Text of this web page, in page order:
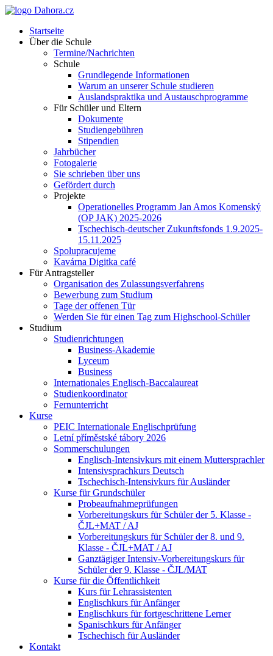
Startseite
Über die Schule
Termine/Nachrichten
Schule
Grundlegende Informationen
Warum an unserer Schule studieren
Auslandspraktika und Austauschprogramme
Für Schüler und Eltern
Dokumente
Studiengebühren
Stipendien
Jahrbücher
Fotogalerie
Sie schrieben über uns
Gefördert durch
Projekte
Operationelles Programm Jan Amos Komenský
(OP JAK) 2025-2026
Tschechisch-deutscher Zukunftsfonds 1.9.2025-
15.11.2025
Spolupracujeme
Kavárna Digitka café
Für Antragsteller
Organisation des Zulassungsverfahrens
Bewerbung zum Studium
Tage der offenen Tür
Werden Sie für einen Tag zum Highschool-Schüler
Studium
Studienrichtungen
Business-Akademie
Lyceum
Business
Internationales Englisch-Baccalaureat
Studienkoordinator
Fernunterricht
Kurse
PEIC Internationale Englischprüfung
Letní příměstské tábory 2026
Sommerschulungen
Englisch-Intensivkurs mit einem Muttersprachler
Intensivsprachkurs Deutsch
Tschechisch-Intensivkurs für Ausländer
Kurse für Grundschüler
Probeaufnahmeprüfungen
Vorbereitungskurs für Schüler der 5. Klasse -
ČJL+MAT / AJ
Vorbereitungskurs für Schüler der 8. und 9.
Klasse - ČJL+MAT / AJ
Ganztägiger Intensiv-Vorbereitungskurs für
Schüler der 9. Klasse - ČJL/MAT
Kurse für die Öffentlichkeit
Kurs für Lehrassistenten
Englischkurs für Anfänger
Englischkurs für fortgeschrittene Lerner
Spanischkurs für Anfänger
Tschechisch für Ausländer
Kontakt